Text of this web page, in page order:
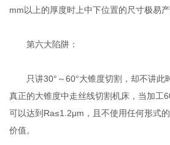
mm以上的厚度时上中下位置的尺寸极易产
第六大陷阱：
只讲30°～60°大锥度切割，却不讲此
真正的大锥度中走丝线切割机床，当加工
可以达到Ra≤1.2μm，且不使用任何形式
价值。